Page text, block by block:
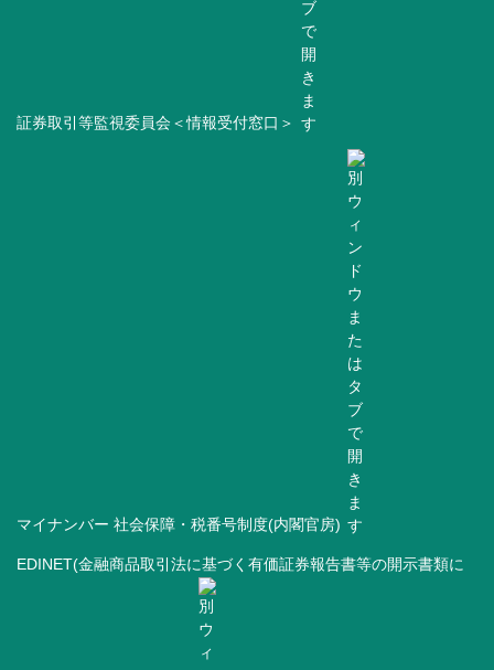
証券取引等監視委員会＜情報受付窓口＞
マイナンバー 社会保障・税番号制度(内閣官房)
EDINET(金融商品取引法に基づく有価証券報告書等の開示書類に